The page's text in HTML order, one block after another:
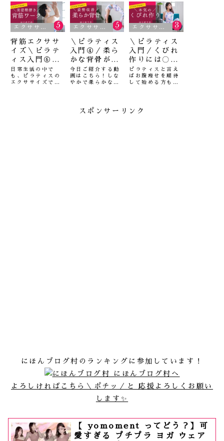
エクササイズ集
背筋エクササ
イズ＼ピラテ
ィス入門⑥／
すらっと『美
背中を磨く』
日常生活の中で
も、ピラティスの
エクササイズで
エクササイズ集
＼ピラティス
入門④／柔ら
かな背骨が大
切な理由
今日ご紹介する動
画はこちら！しな
やかで柔らかな背
由ところで、なぜ
背骨の柔軟性が必
エクササイズ集
＼ピラティス
入門／くびれ
作りには〇
〇！入門ポー
ズ２選
ピラティスと言え
ばお腹痩せを期待
して始める方も多
にチャレンジでき
る、基本の２つの
スポンサーリンク
にほんブログ村のランキングに参加しています！
よろしければこちら＼ポチッ／と 応援よろしくお願い
します✨
【 yomoment ってどう？】可
愛すぎる プチプラ ヨガ ウェア